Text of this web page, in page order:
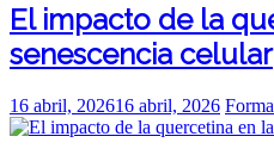
El impacto de la
senescencia celular
Posted
on
16 abril, 202616 abril, 2026